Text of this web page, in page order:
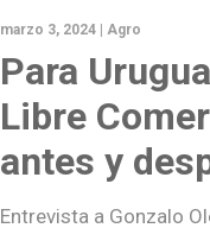
marzo 3, 2024 | Agro
Para
Libre
antes y
Entrevista a Gonzalo